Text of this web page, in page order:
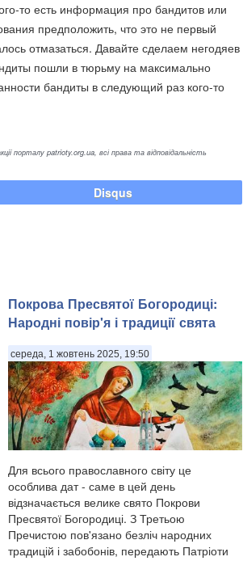
то есть информация про бандитов или
предположить, что это не первый
отмазаться. Давайте сделаем негодяев
пошли в тюрьму на максимально
бандиты в следующий раз кого-то
порталу patrioty.org.ua, всі права та відповідальність
Disqus
Покрова Пресвятої Богородиці:
Народні повір'я і традиції свята
середа, 1 жовтень 2025, 19:50
Для всього православного світу це
особлива дат - саме в цей день
відзначається велике свято Покрови
Пресвятої Богородиці. З Третьою
Пречистою пов'язано безліч народних
традицій і забобонів, передають Патріоти